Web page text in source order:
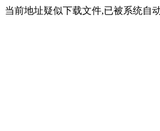
当前地址疑似下载文件,已被系统自